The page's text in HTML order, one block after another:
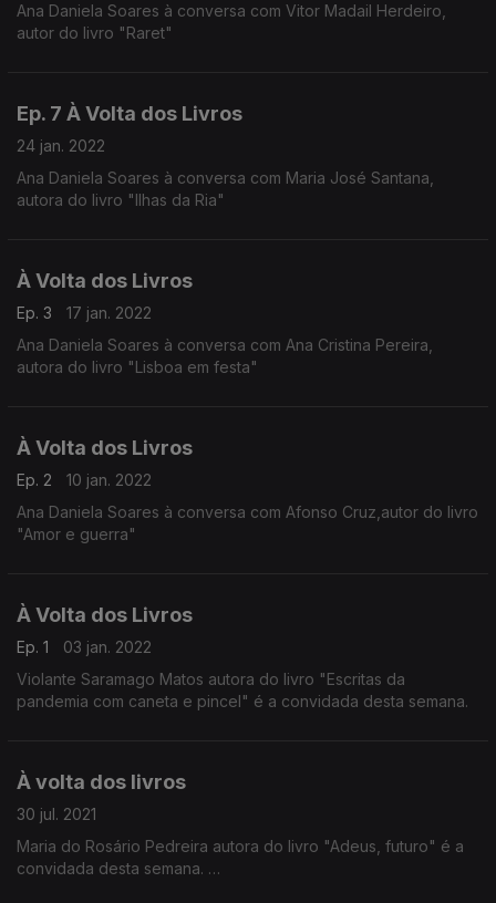
Ana Daniela Soares à conversa com Vitor Madail Herdeiro,
autor do livro "Raret"
Ep. 7 À Volta dos Livros
24 jan. 2022
Ana Daniela Soares à conversa com Maria José Santana,
autora do livro "Ilhas da Ria"
À Volta dos Livros
Ep. 3
17 jan. 2022
Ana Daniela Soares à conversa com Ana Cristina Pereira,
autora do livro "Lisboa em festa"
À Volta dos Livros
Ep. 2
10 jan. 2022
Ana Daniela Soares à conversa com Afonso Cruz,autor do livro
"Amor e guerra"
À Volta dos Livros
Ep. 1
03 jan. 2022
Violante Saramago Matos autora do livro "Escritas da
pandemia com caneta e pincel" é a convidada desta semana.
À volta dos livros
30 jul. 2021
Maria do Rosário Pedreira autora do livro "Adeus, futuro" é a
convidada desta semana.